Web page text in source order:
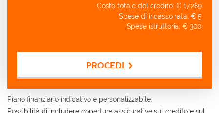
Costo totale del credito: € 17.289
Spese di incasso rata: € 5
Spese istruttoria: € 300
PROCEDI
Contattaci
Piano finanziario indicativo e personalizzabile.
Possibilità di includere coperture assicurative sul credito e sul